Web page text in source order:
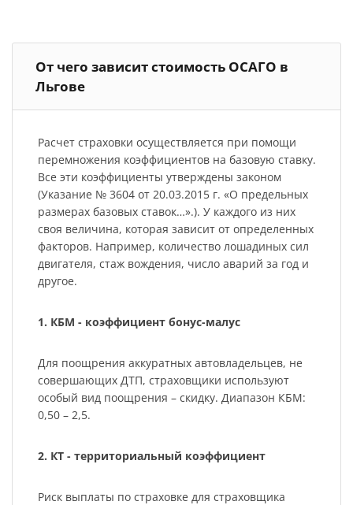
От чего зависит стоимость ОСАГО в
Льгове
Расчет страховки осуществляется при помощи
перемножения коэффициентов на базовую ставку.
Все эти коэффициенты утверждены законом
(Указание № 3604 от 20.03.2015 г. «О предельных
размерах базовых ставок…».). У каждого из них
своя величина, которая зависит от определенных
факторов. Например, количество лошадиных сил
двигателя, стаж вождения, число аварий за год и
другое.
1. КБМ - коэффициент бонус-малус
Для поощрения аккуратных автовладельцев, не
совершающих ДТП, страховщики используют
особый вид поощрения – скидку. Диапазон КБМ:
0,50 – 2,5.
2. КТ - территориальный коэффициент
Риск выплаты по страховке для страховщика